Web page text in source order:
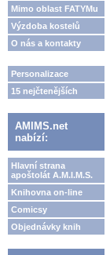
Mimo oblast FATYMu
Výzdoba kostelů
O nás a kontakty
Personalizace
15 nejčtenějších
AMIMS.net
nabízí:
Hlavní strana
apoštolát A.M.I.M.S.
Knihovna on-line
Comicsy
Objednávky knih